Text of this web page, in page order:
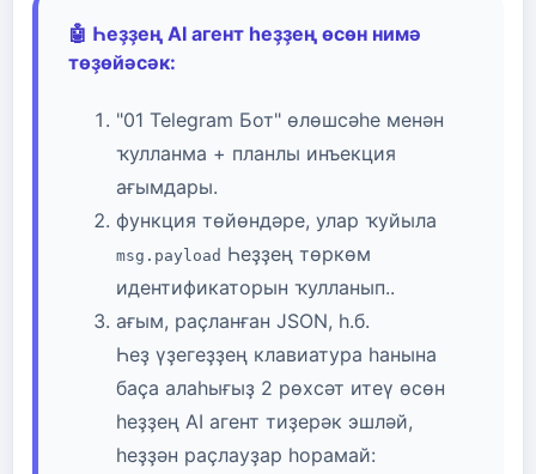
🤖 Һеҙҙең AI агент һеҙҙең өсөн нимә
төҙөйәсәк:
"01 Telegram Бот" өлөшсәһе менән
ҡулланма + планлы инъекция
ағымдары.
функция төйөндәре, улар ҡуйыла
msg.payload Һеҙҙең төркөм
идентификаторын ҡулланып..
ағым, раҫланған JSON, һ.б.
Һеҙ үҙегеҙҙең клавиатура һанына
баҫа алаһығыҙ 2 рөхсәт итеү өсөн
һеҙҙең AI агент тиҙерәк эшләй,
һеҙҙән раҫлауҙар һорамай: